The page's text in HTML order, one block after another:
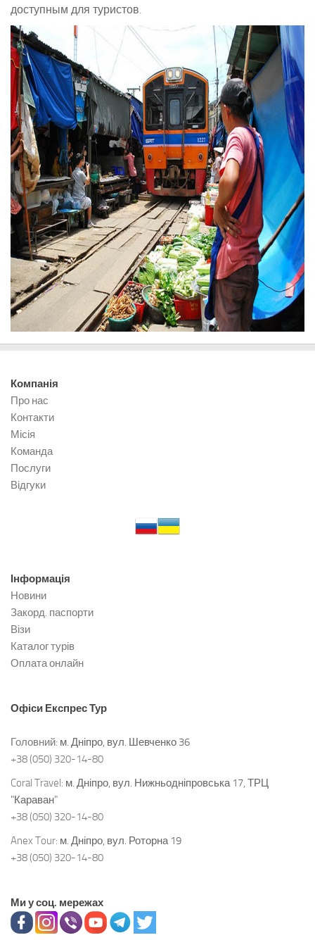
доступным для туристов.
Компанія
Про нас
Контакти
Місія
Команда
Послуги
Відгуки
Інформація
Новини
Закорд. паспорти
Візи
Каталог турів
Оплата онлайн
Офіси Експрес Тур
Головний: м. Дніпро, вул. Шевченко 36
+38 (050) 320-14-80
Coral Travel: м. Дніпро, вул. Нижньодніпровська 17, ТРЦ
"Караван"
+38 (050) 320-14-80
Anex Tour: м. Дніпро, вул. Роторна 19
+38 (050) 320-14-80
Ми у соц. мережах